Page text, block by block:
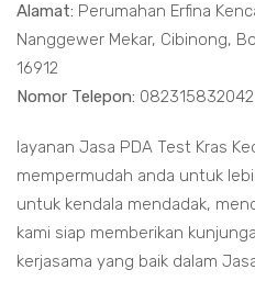
Alamat: Perumahan Erfina
Nanggewer Mekar, Cibinong,
16912
Nomor Telepon: 082315832042
layanan Jasa PDA Test Kras
mempermudah anda untuk
untuk kendala mendadak,
kami siap memberikan
kerjasama yang baik dalam